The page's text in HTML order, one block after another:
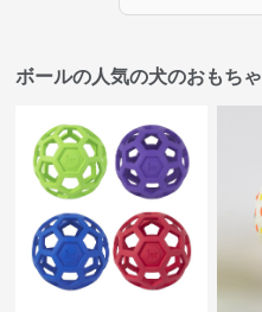
ボールの人気の犬のおもちゃ